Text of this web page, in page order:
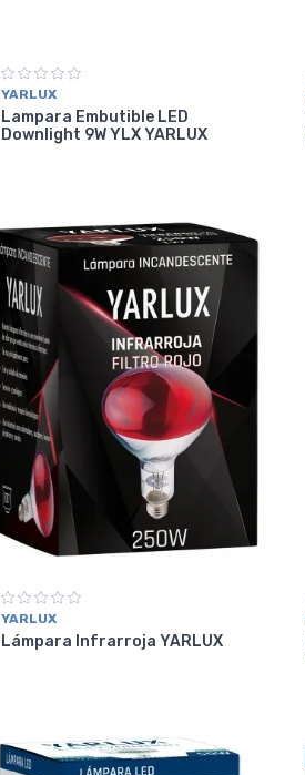
YARLUX
Lampara Embutible LED
Downlight 9W YLX YARLUX
YARLUX
Lámpara Infrarroja YARLUX